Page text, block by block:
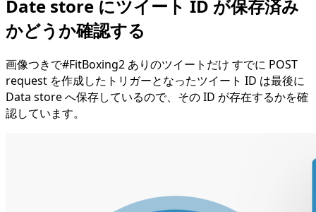
Date store にツイート ID が保存済み
かどうか確認する
画像つきで#FitBoxing2 ありのツイートだけ すでに POST
request を作成したトリガーとなったツイート ID は最後に
Data store へ保存しているので、その ID が存在するかを確
認しています。